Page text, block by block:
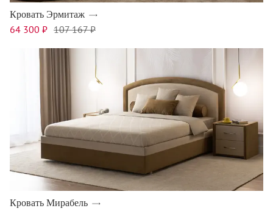
Кровать Эрмитаж
64 300 ₽ 107 167 ₽
Кровать Мирабель